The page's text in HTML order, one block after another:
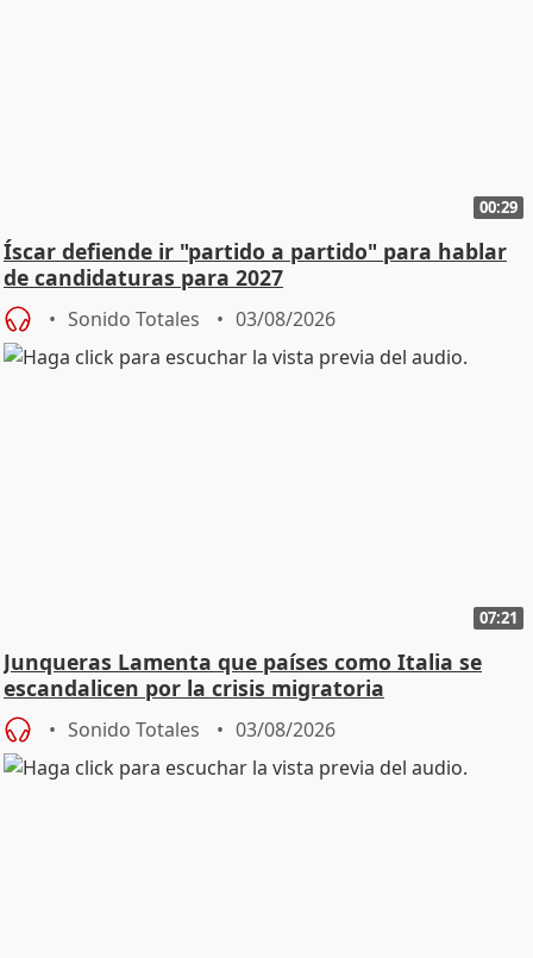
00:29
Íscar defiende ir "partido a partido" para hablar
de candidaturas para 2027
Sonido Totales 03/08/2026
07:21
Junqueras Lamenta que países como Italia se
escandalicen por la crisis migratoria
Sonido Totales 03/08/2026